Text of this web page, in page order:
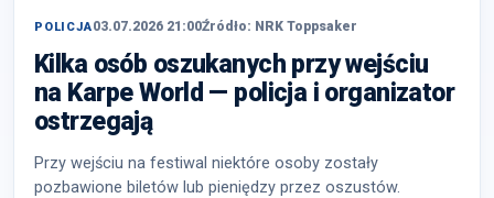
POLICJA03.07.2026 21:00Źródło: NRK Toppsaker
Kilka osób oszukanych przy wejściu
na Karpe World — policja i organizator
ostrzegają
Przy wejściu na festiwal niektóre osoby zostały
pozbawione biletów lub pieniędzy przez oszustów.